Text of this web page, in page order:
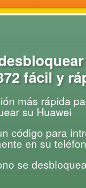
fácil y
más rápida
su Huawei
código para
en su
se